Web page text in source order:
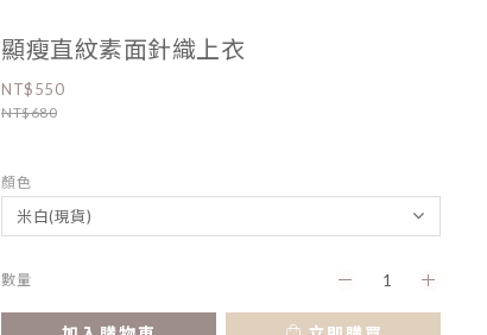
顯瘦直紋素面針織上衣
NT$550
NT$680
顏色
數量